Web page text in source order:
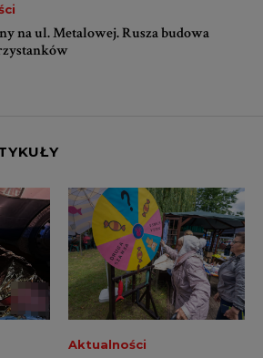
na ul. Metalowej. Rusza budowa
Aktualności